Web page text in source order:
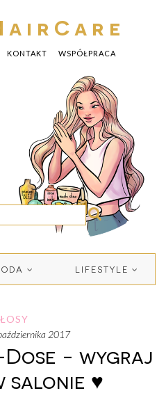
KONTAKT WSPÓŁPRACA
LIFESTYLE
2017
Dose - wygraj
salonie ♥